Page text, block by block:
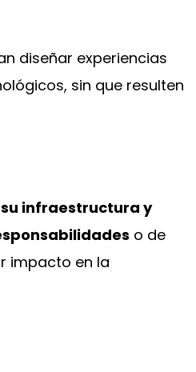
diseñar experiencias
sin que resulten
infraestructura y
o de
impacto en la